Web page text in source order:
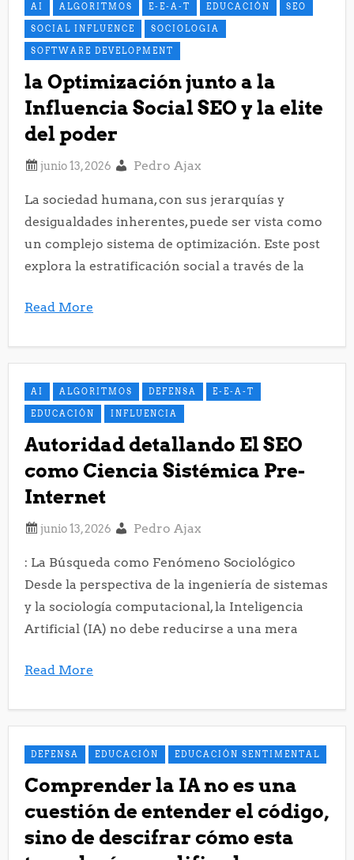
AI ALGORITMOS E-E-A-T EDUCACIÓN SEO
SOCIAL INFLUENCE SOCIOLOGIA
SOFTWARE DEVELOPMENT
la Optimización junto a la
Influencia Social SEO y la elite
del poder
Pedro Ajax
La sociedad humana, con sus jerarquías y
desigualdades inherentes, puede ser vista como
un complejo sistema de optimización. Este post
explora la estratificación social a través de la
Read More
AI ALGORITMOS DEFENSA E-E-A-T
EDUCACIÓN INFLUENCIA
Autoridad detallando El SEO
como Ciencia Sistémica Pre-
Internet
Pedro Ajax
: La Búsqueda como Fenómeno Sociológico
Desde la perspectiva de la ingeniería de sistemas
y la sociología computacional, la Inteligencia
Artificial (IA) no debe reducirse a una mera
Read More
DEFENSA EDUCACIÓN EDUCACIÓN SENTIMENTAL
Comprender la IA no es una
cuestión de entender el código,
sino de descifrar cómo esta